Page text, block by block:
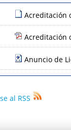
Acreditación
Acreditación
Anuncio de
al RSS